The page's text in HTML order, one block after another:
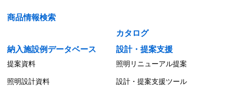
商品情報検索
カタログ
納入施設例データベース
設計・提案支援
提案資料 照明リニューアル提案
照明設計資料 設計・提案支援ツール